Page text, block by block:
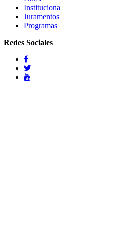
Institucional
Juramentos
Programas
Redes Sociales